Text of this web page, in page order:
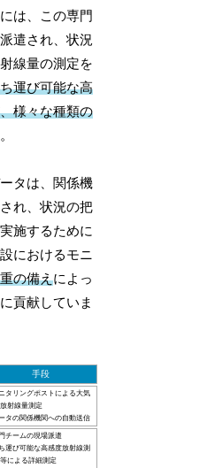
は、この専門
遣され、状況
線量の測定を
運び可能な高
様々な種類の
タは、関係機
れ、状況の把
施するために
におけるモニ
の備えによっ
貢献していま
手段
タリングポストによる大気
射線量測定
タの関係機関への自動送信
チームの現場派遣
運び可能な高感度放射線測
による詳細測定